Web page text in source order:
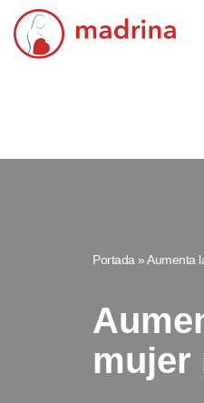
Saltar
Portada »Aumenta
mujer